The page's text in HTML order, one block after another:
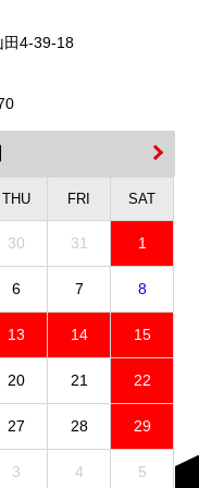
田4-39-18
THU FRI SAT
30 31 1
6 7 8
13 14 15
20 21 22
27 28 29
3 4 5